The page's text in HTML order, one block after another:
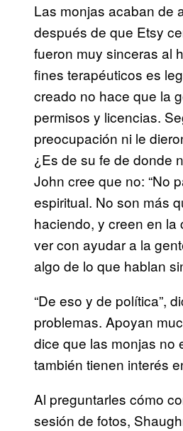
Las monjas acaban de
después de que Etsy
fueron muy sinceras al
fines terapéuticos es
creado no hace que la
permisos y licencias.
preocupación ni le
¿Es de su fe de donde
John cree que no: “No
espiritual. No son más
haciendo, y creen en la
ver con ayudar a la
algo de lo que hablan
“De eso y de política”,
problemas. Apoyan
dice que las monjas no
también tienen interés
Al preguntarles cómo
sesión de fotos,